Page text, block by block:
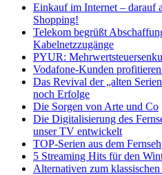
Einkauf im Internet – darauf
Shopping!
Telekom begrüßt
Kabelnetzzugänge
PYUR:
Vodafone-Kunden
Das Revival der „alten
noch Erfolge
Die Sorgen von Arte und Co
Die Digitalisierung des
unser TV entwickelt
TOP-Serien aus dem
5 Streaming Hits für den
Alternativen zum klassischen